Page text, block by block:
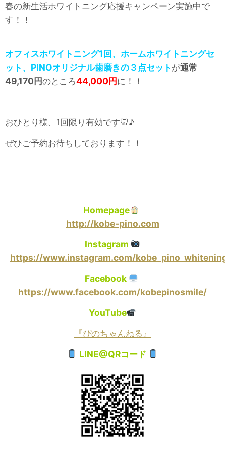
春の新生活ホワイトニング応援キャンペーン実施中で
す！！
オフィスホワイトニング1回、ホームホワイトニングセ
ット、PINOオリジナル歯磨きの３点セットが通常
49,170円のところ44,000円に！！
おひとり様、1回限り有効です🦷♪
ぜひご予約お待ちしております！！
Homepage
http://kobe-pino.com
Instagram
https://www.instagram.com/
Facebook
https://www.facebook.com/kobepinosmile/
YouTube
『ぴのちゃんねる』
LINE@QRコード